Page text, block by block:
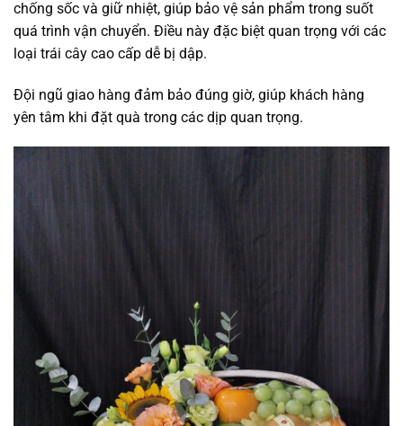
chống sốc và giữ nhiệt, giúp bảo vệ sản phẩm trong suốt
quá trình vận chuyển. Điều này đặc biệt quan trọng với các
loại trái cây cao cấp dễ bị dập.
Đội ngũ giao hàng đảm bảo đúng giờ, giúp khách hàng
yên tâm khi đặt quà trong các dịp quan trọng.